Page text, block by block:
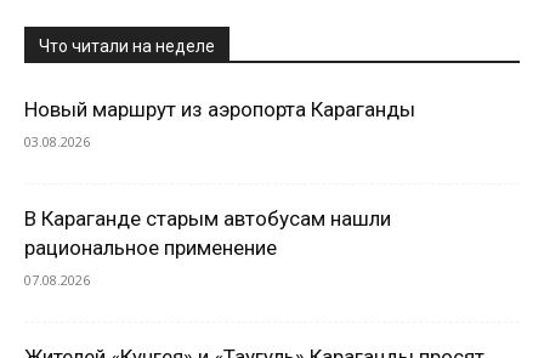
Что читали на неделе
Новый маршрут из аэропорта Караганды
03.08.2026
В Караганде старым автобусам нашли
рациональное применение
07.08.2026